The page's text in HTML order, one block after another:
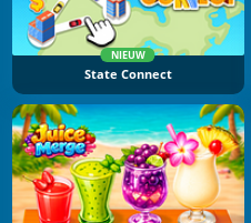
NIEUW
State Connect